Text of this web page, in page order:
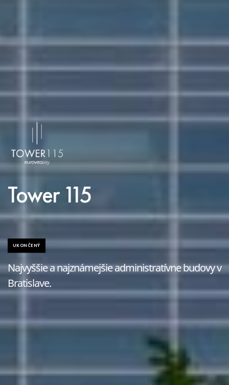
Tower 115
UKONČENÝ
Najvyššie a najznámejšie administratívne budovy v
Bratislave.